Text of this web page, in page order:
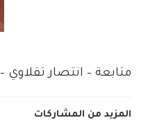
متابعة – انتصار تقلاوي –
المزيد من المشاركات